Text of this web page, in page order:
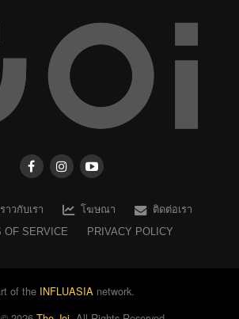
าวกับเรา โฆษณา
ติดต่อเรา
OF SERVICE
PRIVACY POLICY
of the INFLUASIA network.